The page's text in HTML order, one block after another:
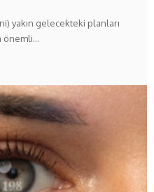
yakın gelecekteki planları
önemli…